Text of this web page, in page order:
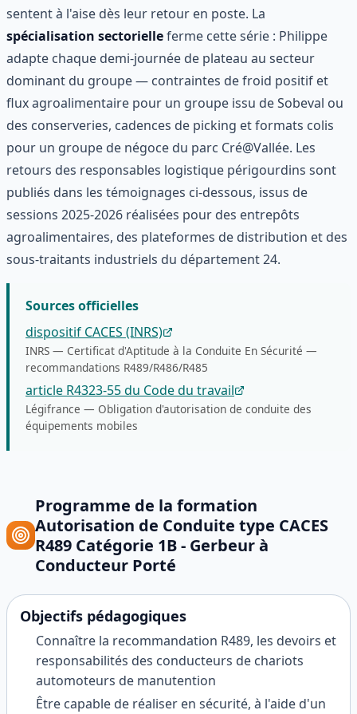
sentent à l'aise dès leur retour en poste. La
spécialisation sectorielleferme cette série : Philippe
adapte chaque demi-journée de plateau au secteur
dominant du groupe — contraintes de froid positif et
flux agroalimentaire pour un groupe issu de Sobeval ou
des conserveries, cadences de picking et formats colis
pour un groupe de négoce du parc Cré@Vallée. Les
retours des responsables logistique périgourdins sont
publiés dans les témoignages ci-dessous, issus de
sessions 2025-2026 réalisées pour des entrepôts
agroalimentaires, des plateformes de distribution et des
sous-traitants industriels du département 24.
Sources officielles
dispositif CACES (INRS)
INRS — Certificat d'Aptitude à la Conduite En Sécurité —
recommandations R489/R486/R485
article R4323-55 du Code du travail
Légifrance — Obligation d'autorisation de conduite des
équipements mobiles
Programme de la formation
Autorisation de Conduite type CACES
R489 Catégorie 1B - Gerbeur à
Conducteur Porté
Objectifs pédagogiques
Connaître la recommandation R489, les devoirs et
responsabilités des conducteurs de chariots
automoteurs de manutention
Être capable de réaliser en sécurité, à l'aide d'un